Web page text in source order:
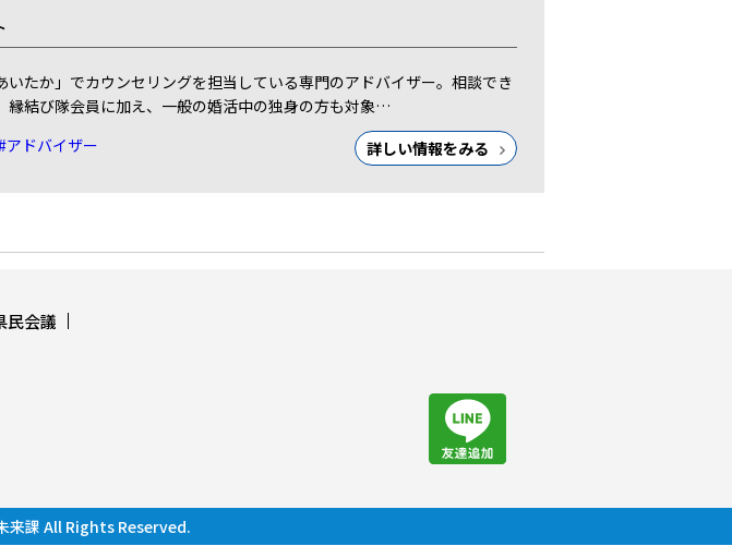
たか」でカウンセリングを担当している専門のアドバイザー。相談でき
縁結び隊会員に加え、一般の婚活中の独身の方も対象…
アドバイザー 詳しい情報をみる
民会議
課 All Rights Reserved.